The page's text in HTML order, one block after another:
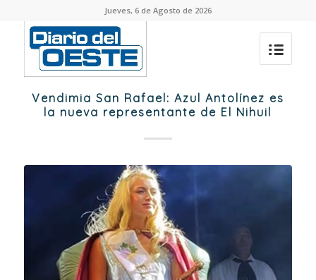
Jueves, 6 de Agosto de 2026
Vendimia San Rafael: Azul Antolínez es
la nueva representante de El Nihuil